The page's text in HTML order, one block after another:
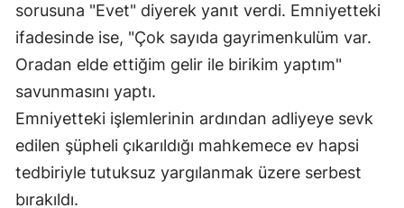
sorusuna "Evet" diyerek yanıt verdi. Emniyetteki
ifadesinde ise, "Çok sayıda gayrimenkulüm var.
Oradan elde ettiğim gelir ile birikim yaptım"
savunmasını yaptı.
Emniyetteki işlemlerinin ardından adliyeye sevk
edilen şüpheli çıkarıldığı mahkemece ev hapsi
tedbiriyle tutuksuz yargılanmak üzere serbest
bırakıldı.